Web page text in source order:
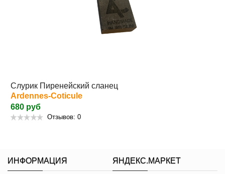
Слурик Пиренейский сланец
Ardennes-Coticule
680 руб
Отзывов: 0
ИНФОРМАЦИЯ ЯНДЕКС.МАРКЕТ